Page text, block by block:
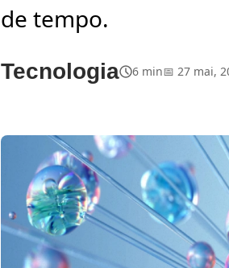
de tempo.
Tecnologia 6 min📅 27 mai,